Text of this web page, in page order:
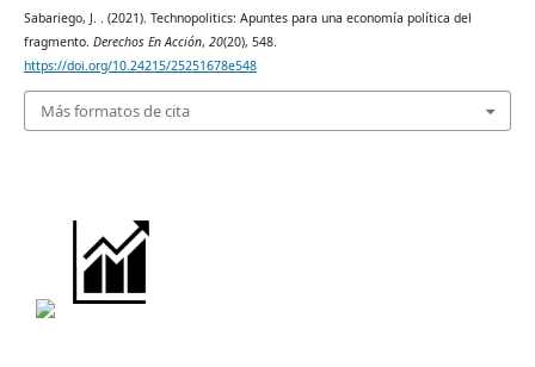
Sabariego, J. . (2021). Technopolitics: Apuntes para una economía política del
fragmento. Derechos En Acción, 20(20), 548.
https://doi.org/10.24215/25251678e548
Más formatos de cita